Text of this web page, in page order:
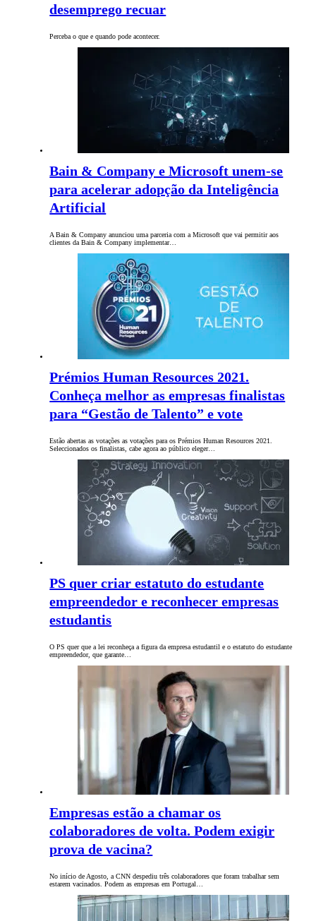
desemprego recuar
Perceba o que e quando pode acontecer.
Bain & Company e Microsoft unem-se
para acelerar adopção da Inteligência
Artificial
A Bain & Company anunciou uma parceria com a Microsoft que vai permitir aos
clientes da Bain & Company implementar…
Prémios Human Resources 2021.
Conheça melhor as empresas finalistas
para “Gestão de Talento” e vote
Estão abertas as votações as votações para os Prémios Human Resources 2021.
Seleccionados os finalistas, cabe agora ao público eleger…
PS quer criar estatuto do estudante
empreendedor e reconhecer empresas
estudantis
O PS quer que a lei reconheça a figura da empresa estudantil e o estatuto do estudante
empreendedor, que garante…
Empresas estão a chamar os
colaboradores de volta. Podem exigir
prova de vacina?
No início de Agosto, a CNN despediu três colaboradores que foram trabalhar sem
estarem vacinados. Podem as empresas em Portugal…